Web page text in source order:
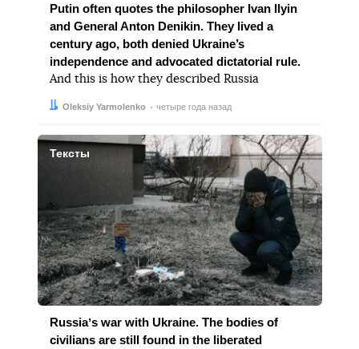
Putin often quotes the philosopher Ivan Ilyin
and General Anton Denikin. They lived a
century ago, both denied Ukraine’s
independence and advocated dictatorial rule.
And this is how they described Russia
Автор:
Oleksiy Yarmolenko
Дата: четыре года назад
Тексты
Russiaʼs war with Ukraine. The bodies of
civilians are still found in the liberated